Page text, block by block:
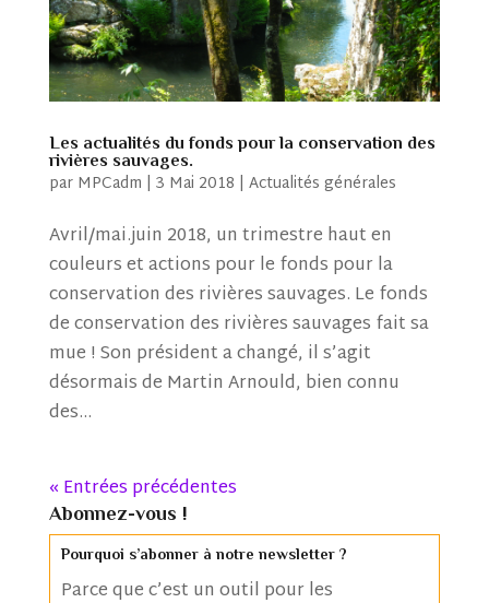
Les actualités du fonds pour la conservation des
rivières sauvages.
par MPCadm | 3 Mai 2018 | Actualités générales
Avril/mai.juin 2018, un trimestre haut en
couleurs et actions pour le fonds pour la
conservation des rivières sauvages. Le fonds
de conservation des rivières sauvages fait sa
mue ! Son président a changé, il s’agit
désormais de Martin Arnould, bien connu
des...
« Entrées précédentes
Abonnez-vous !
Pourquoi s’abonner à notre newsletter ?
Parce que c’est un outil pour les